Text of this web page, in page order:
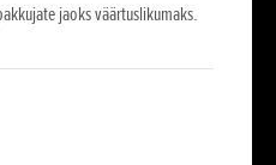
jaoks väärtuslikumaks.